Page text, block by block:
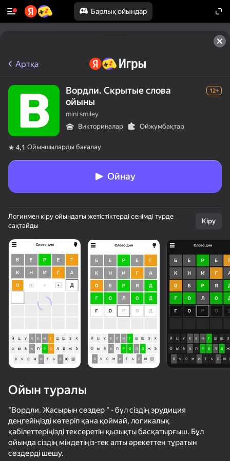
Барлық ойындар
50+ топ ойындар, оларды ойнайды
тіпті «ойнамайтын» адамдар да
50+ үздік ойындар,
оларды ойнайтын
Қарау
Артқа
Вордли. Скрытые слова
ойыны
12+
mini smiley
Викториналар
Ойжұмбақтар
4,1 Ойыншыларды бағалау
Ойнау
Логинмен кіру ойындағы жетістіктерді сенімді түрде
сақтайды
Кіру
Ойын туралы
"Вордли. Жасырын сөздер " - бұл сіздің эрудиция
деңгейіңізді көтеріп қана қоймай, логикалық
қабілеттеріңізді тексеретін қызықты басқатырғыш. Бұл
ойында сіздің міндетіңіз-тек алты әрекеттен тұратын
сөздерді шешу.